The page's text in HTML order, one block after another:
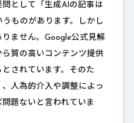
として「生成AIの記事は
ものがあります。しかし
ません。Google公式見解
質の高いコンテンツ提供
されています。そのた
人為的介入や調整によっ
題ないと言われていま